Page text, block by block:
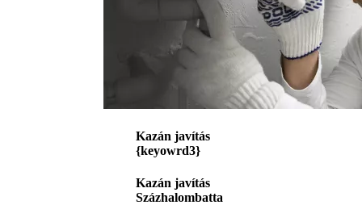
Kazán javítás
{keyowrd3}
Kazán javítás
Százhalombatta